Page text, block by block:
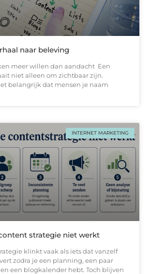
naar beleving
meer willen dan aandacht Een
niet alleen om zichtbaar zijn.
belangrijk dat mensen je naam
INTERNET MARKETING
strategie niet werkt
klinkt vaak als iets dat vanzelf
zodra je een planning, een paar
een blogkalender hebt. Toch blijven